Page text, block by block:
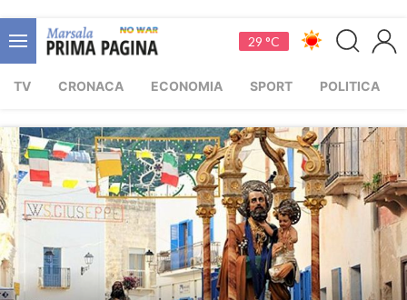
29 °C
TV CRONACA ECONOMIA SPORT POLITICA